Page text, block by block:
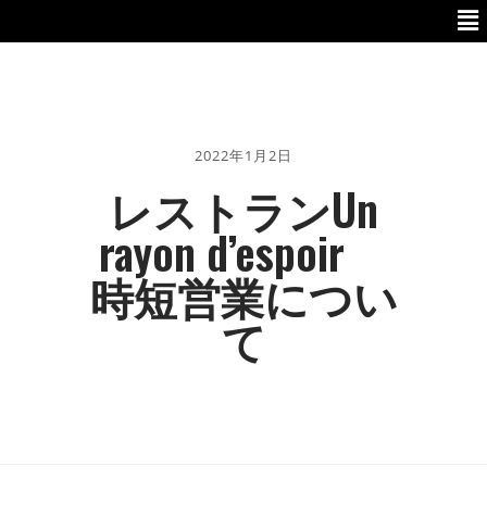
2022年1月2日
レストランUn
rayon d’espoir
時短営業につい
て